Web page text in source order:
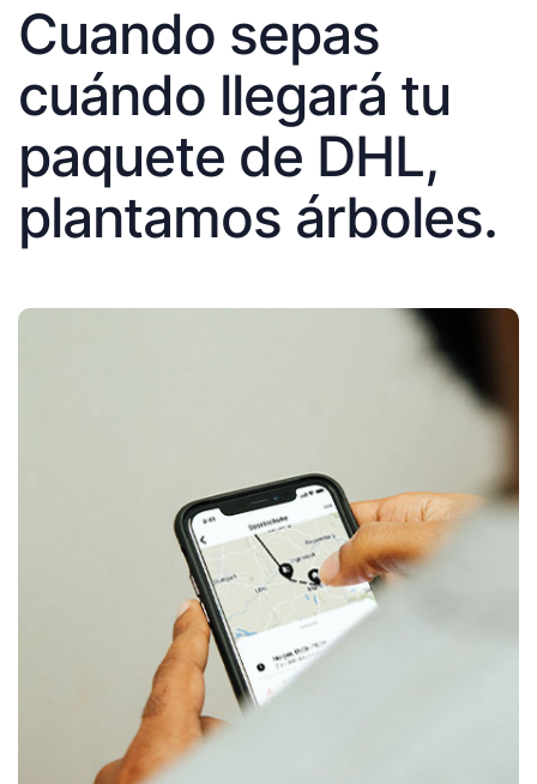
Cuando sepas
cuándo llegará tu
paquete de DHL,
plantamos árboles.